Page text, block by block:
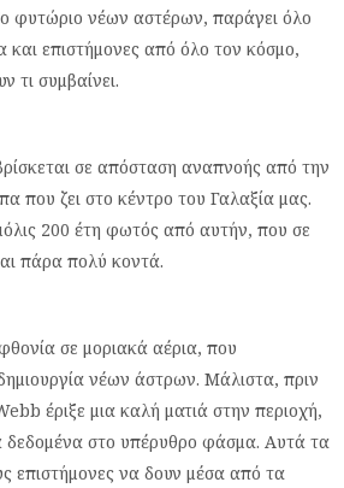
φυτώριο νέων αστέρων, παράγει όλο
και επιστήμονες από όλο τον κόσμο,
τι συμβαίνει.
σε απόσταση αναπνοής από την
που ζει στο κέντρο του Γαλαξία μας.
200 έτη φωτός από αυτήν, που σε
πάρα πολύ κοντά.
σε μοριακά αέρια, που
νέων άστρων. Μάλιστα, πριν
έριξε μια καλή ματιά στην περιοχή,
δεδομένα στο υπέρυθρο φάσμα. Αυτά τα
επιστήμονες να δουν μέσα από τα